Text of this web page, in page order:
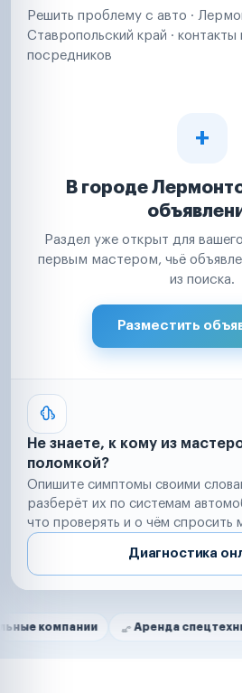
Решить проблему с авто ·
Ставропольский край ·
посредников
В городе
Раздел уже открыт для
первым мастером, чьё
из поиска.
Разместить
Не знаете, к кому из
поломкой?
Опишите симптомы своими
разберёт их по системам
что проверять и о чём спросить
Диагностика
Нам доверяют
Аренда спецтехники
Маркетплейсы